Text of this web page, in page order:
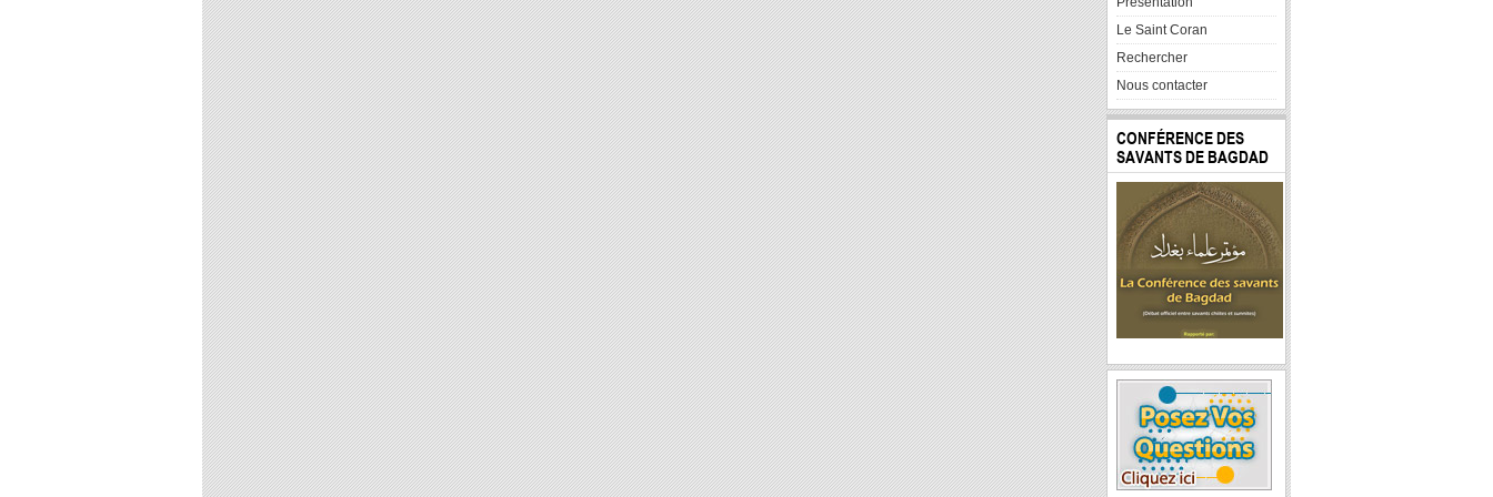
Le Saint Coran
Rechercher
Nous contacter
CONFÉRENCE DES
SAVANTS DE BAGDAD